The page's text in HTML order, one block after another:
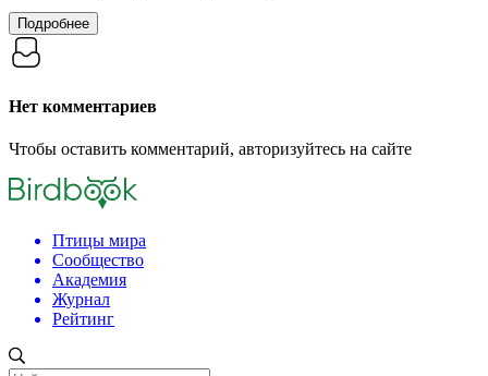
Подробнее
Нет комментариев
Чтобы оставить комментарий, авторизуйтесь на сайте
Птицы мира
Сообщество
Академия
Журнал
Рейтинг